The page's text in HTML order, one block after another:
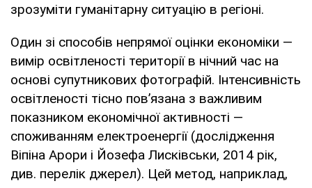
зрозуміти гуманітарну ситуацію в регіоні.
Один зі способів непрямої оцінки економіки —
вимір освітленості території в нічний час на
основі супутникових фотографій. Інтенсивність
освітленості тісно пов’язана з важливим
показником економічної активності —
споживанням електроенергії (дослідження
Віпіна Арори і Йозефа Лисківськи, 2014 рік,
див. перелік джерел). Цей метод, наприклад,